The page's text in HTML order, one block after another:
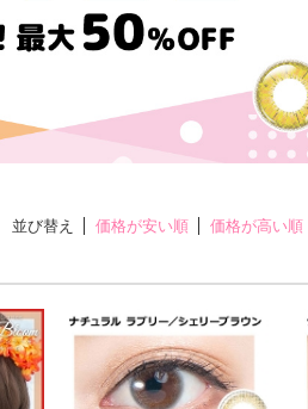
並び替え 価格が安い順 価格が高い順